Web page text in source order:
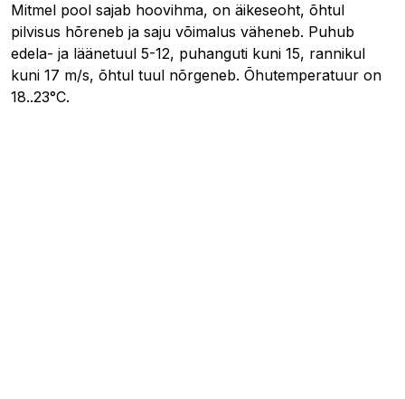
Mitmel pool sajab hoovihma, on äikeseoht, õhtul
pilvisus hõreneb ja saju võimalus väheneb. Puhub
edela- ja läänetuul 5-12, puhanguti kuni 15, rannikul
kuni 17 m/s, õhtul tuul nõrgeneb. Õhutemperatuur on
18..23°C.